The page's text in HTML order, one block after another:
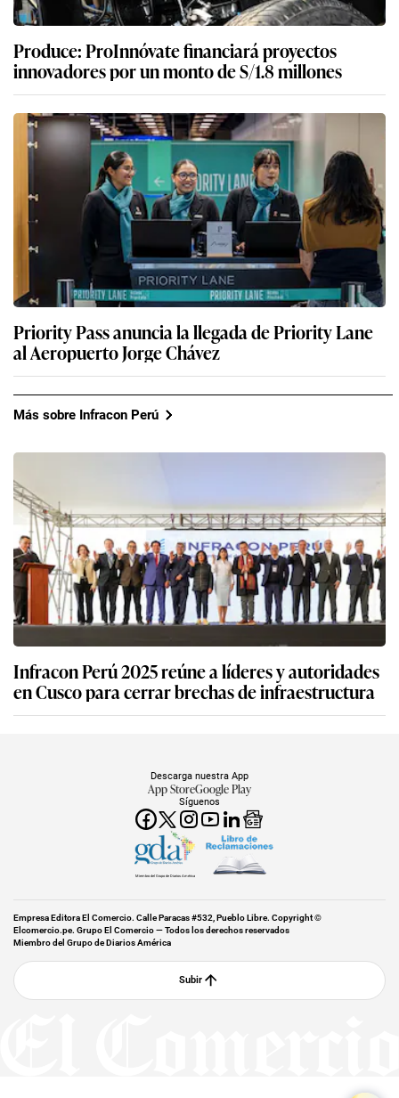
Produce: ProInnóvate financiará proyectos
innovadores por un monto de S/1.8 millones
Priority Pass anuncia la llegada de Priority Lane
al Aeropuerto Jorge Chávez
Más sobre Infracon Perú
Infracon Perú 2025 reúne a líderes y autoridades
en Cusco para cerrar brechas de infraestructura
Síguenos
Descarga nuestra App
App StoreGoogle Play
Miembro del Grupo de Diarios América
Empresa Editora El Comercio. Calle Paracas #532, Pueblo Libre. Copyright ©
Elcomercio.pe. Grupo El Comercio — Todos los derechos reservados
Miembro del Grupo de Diarios América
Subir